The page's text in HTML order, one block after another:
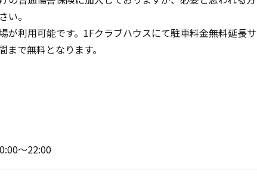
い。
が利用可能です。1Fクラブハウスにて駐車料金無料延長サ
で無料となります。
～22:00